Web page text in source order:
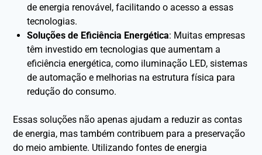
de energia renovável, facilitando o acesso a essas
tecnologias.
Soluções de Eficiência Energética: Muitas empresas
têm investido em tecnologias que aumentam a
eficiência energética, como iluminação LED, sistemas
de automação e melhorias na estrutura física para
redução do consumo.
Essas soluções não apenas ajudam a reduzir as contas
de energia, mas também contribuem para a preservação
do meio ambiente. Utilizando fontes de energia